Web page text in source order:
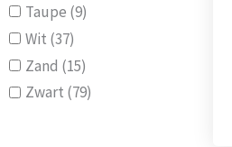
Taupe (9)
Wit (37)
Zand (15)
Zwart (79)